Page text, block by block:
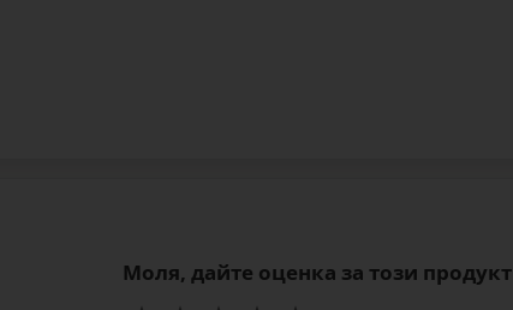
Моля, дайте оценка за този продукт